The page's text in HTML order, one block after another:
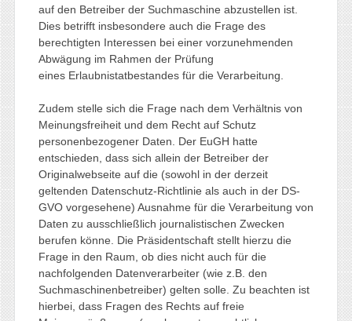
auf den Betreiber der Suchmaschine abzustellen ist.
Dies betrifft insbesondere auch die Frage des
berechtigten Interessen bei einer vorzunehmenden
Abwägung im Rahmen der Prüfung
eines Erlaubnistatbestandes für die Verarbeitung.
Zudem stelle sich die Frage nach dem Verhältnis von
Meinungsfreiheit und dem Recht auf Schutz
personenbezogener Daten. Der EuGH hatte
entschieden, dass sich allein der Betreiber der
Originalwebseite auf die (sowohl in der derzeit
geltenden Datenschutz-Richtlinie als auch in der DS-
GVO vorgesehene) Ausnahme für die Verarbeitung von
Daten zu ausschließlich journalistischen Zwecken
berufen könne. Die Präsidentschaft stellt hierzu die
Frage in den Raum, ob dies nicht auch für die
nachfolgenden Datenverarbeiter (wie z.B. den
Suchmaschinenbetreiber) gelten solle. Zu beachten ist
hierbei, dass Fragen des Rechts auf freie